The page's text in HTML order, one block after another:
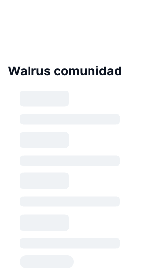
Walrus comunidad